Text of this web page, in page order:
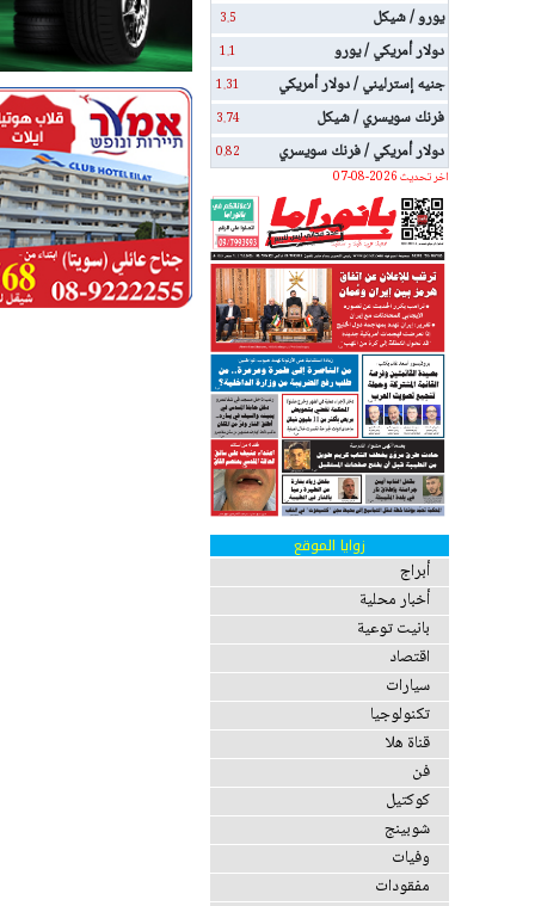
يورو / شيكل 3.5
دولار أمريكي / يورو 1.1
جنيه إسترليني / دولار أمريكي 1.31
فرنك سويسري / شيكل 3.74
دولار أمريكي / فرنك سويسري
0.82
اخر تحديث 2026-08-07
زوايا الموقع
أبراج
أخبار محلية
بانيت توعية
اقتصاد
سيارات
تكنولوجيا
قناة هلا
فن
كوكتيل
شوبينج
وفيات
مفقودات